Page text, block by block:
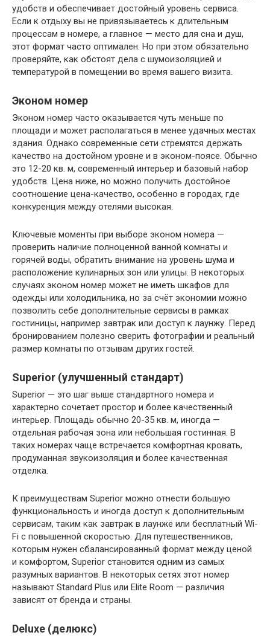
удобств и обеспечивает достойный уровень сервиса.
Если к отдыху вы не привязываетесь к длительным
процессам в номере, а главное — место для сна и душ,
этот формат часто оптимален. Но при этом обязательно
проверяйте, как обстоят дела с шумоизоляцией и
температурой в помещении во время вашего визита.
Эконом номер
Эконом номер часто оказывается чуть меньше по
площади и может располагаться в менее удачных местах
здания. Однако современные сети стремятся держать
качество на достойном уровне и в эконом-поясе. Обычно
это 12-20 кв. м, современный интерьер и базовый набор
удобств. Цена ниже, но можно получить достойное
соотношение цена-качество, особенно в городах, где
конкуренция между отелями высокая.
Ключевые моменты при выборе эконом номера —
проверить наличие полноценной ванной комнаты и
горячей воды, обратить внимание на уровень шума и
расположение кулинарных зон или улицы. В некоторых
случаях эконом номер может не иметь шкафов для
одежды или холодильника, но за счёт экономии можно
позволить себе дополнительные сервисы в рамках
гостиницы, например завтрак или доступ к лаунжу. Перед
бронированием полезно сверить фотографии и реальный
размер комнаты по отзывам других гостей.
Superior (улучшенный стандарт)
Superior — это шаг выше стандартного номера и
характерно сочетает простор и более качественный
интерьер. Площадь обычно 20-35 кв. м, иногда —
отдельная рабочая зона или небольшая гостинная. В
таких номерах чаще встречается комфортная кровать,
продуманная звукоизоляция и более качественная
отделка.
К преимуществам Superior можно отнести большую
функциональность и иногда доступ к дополнительным
сервисам, таким как завтрак в лаунже или бесплатный Wi-
Fi с повышенной скоростью. Для путешественников,
которым нужен сбалансированный формат между ценой
и комфортом, Superior становится одним из самых
разумных вариантов. В некоторых сетях этот номер
называют Standard Plus или Elite Room — различия
зависят от бренда и страны.
Deluxe (делюкс)